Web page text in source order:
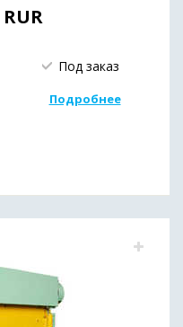
RUR
Под заказ
Подробнее